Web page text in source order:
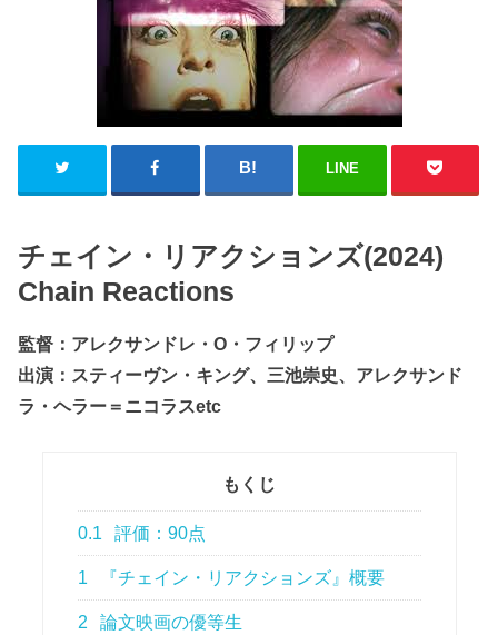
LINE
チェイン・リアクションズ(2024)
Chain Reactions
監督：アレクサンドレ・O・フィリップ
出演：スティーヴン・キング、三池崇史、アレクサンド
ラ・ヘラー＝ニコラスetc
もくじ
0.1 評価：90点
1 『チェイン・リアクションズ』概要
2 論文映画の優等生